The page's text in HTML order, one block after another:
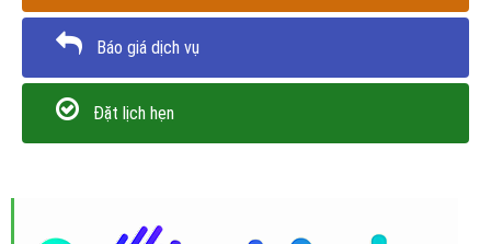
Báo giá dịch vụ
Đặt lịch hẹn